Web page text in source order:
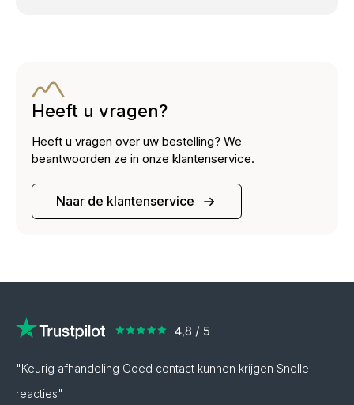
Heeft u vragen?
Heeft u vragen over uw bestelling? We
beantwoorden ze in onze klantenservice.
Naar de klantenservice
"Keurig afhandeling Goed contact kunnen krijgen Snelle
reacties"